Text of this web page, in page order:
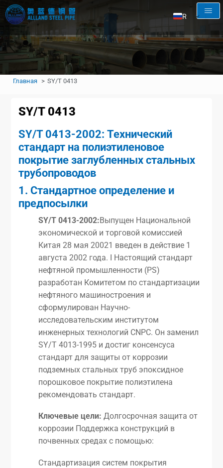
EN
AR
Главная SY/T 0413
SY/T 0413
SY/T 0413-2002: Технический
стандарт на полиэтиленовое
покрытие заглубленных стальных
трубопроводов
1. Стандартное определение и
предпосылки
SY/T 0413-2002:Выпущен Национальной
экономической и торговой комиссией
Китая 28 мая 20021 введен в действие 1
августа 2002 года. I Настоящий стандарт
нефтяной промышленности (PS)
разработан Комитетом по стандартизации
нефтяного машиностроения и
сформулирован Научно-
исследовательским институтом
инженерных технологий CNPC. Он заменил
SY/T 4013-1995 и достиг консенсуса
стандарт для защиты от коррозии
подземных стальных труб эпоксидное
порошковое покрытие полиэтилена
рекомендовать стандарт.
Ключевые цели:Долгосрочная защита от
коррозии Поддержка конструкций в
почвенных средах с помощью:
Стандартизация систем покрытия